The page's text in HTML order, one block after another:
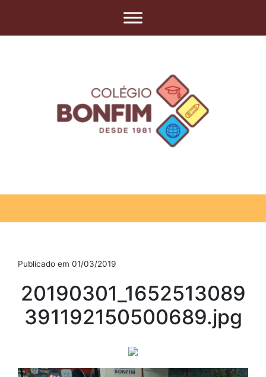
Publicado em 01/03/2019
20190301_1652513089
391192150500689.jpg